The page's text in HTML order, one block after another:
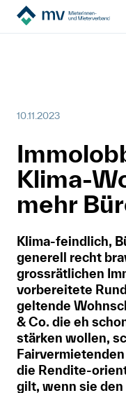
Hilfe von Fachleuten
Politik & Positionen
Über uns
Kontakt
Newsletter
Mitglied werden
Anmelden
Shop
10.11.2023
Klima-
mehr
Klima-feindlich,
generell recht
grossrätlichen
vorbereitete
geltende
& Co. die eh
stärken wollen,
die Rendite-
gilt, wenn sie den